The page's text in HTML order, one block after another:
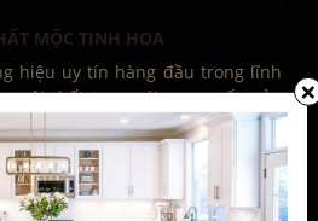
MỘC TINH HOA
hiệu uy tín hàng đầu trong lĩnh
nội thất trọn gói, cung cấp sản
gia dụng châu Âu chính hãng với
rộng khắp cùng đội ngũ kiến
×